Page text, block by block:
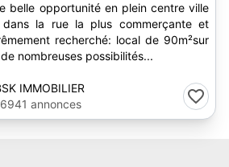
belle opportunité en plein centre ville
dans la rue la plus commerçante et
local de 90m²sur
nombreuses possibilités...
IMMOBILIER
annonces